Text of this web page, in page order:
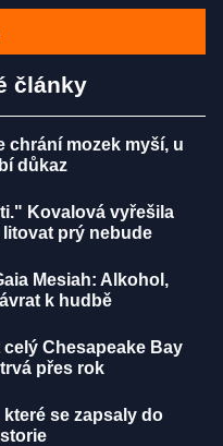
články
chrání mozek myší, u
důkaz
Kovalová vyřešila
prý nebude
Mesiah: Alkohol,
k hudbě
Chesapeake Bay
přes rok
které se zapsaly do